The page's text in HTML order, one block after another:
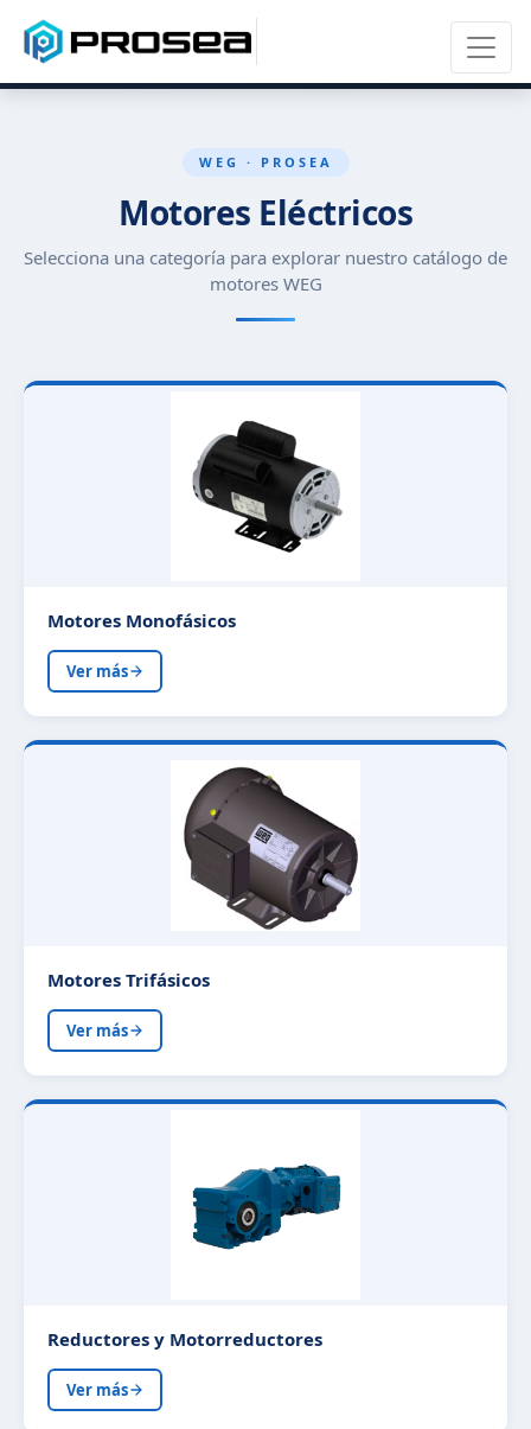
WEG · PROSEA
Motores Eléctricos
Selecciona una categoría para explorar nuestro catálogo de
motores WEG
Motores Monofásicos
Ver más
Motores Trifásicos
Ver más
Reductores y Motorreductores
Ver más